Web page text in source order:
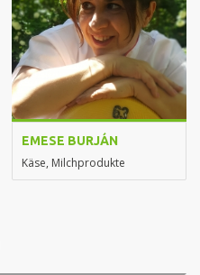
EMESE BURJÁN
Käse, Milchprodukte